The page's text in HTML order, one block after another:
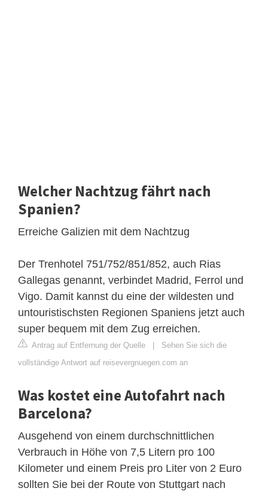
Welcher Nachtzug fährt nach
Spanien?
Erreiche Galizien mit dem Nachtzug
Der Trenhotel 751/752/851/852, auch Rias
Gallegas genannt, verbindet Madrid, Ferrol und
Vigo. Damit kannst du eine der wildesten und
untouristischsten Regionen Spaniens jetzt auch
super bequem mit dem Zug erreichen.
Antrag auf Entfernung der Quelle | Sehen Sie sich die
vollständige Antwort auf reisevergnuegen.com an
Was kostet eine Autofahrt nach
Barcelona?
Ausgehend von einem durchschnittlichen
Verbrauch in Höhe von 7,5 Litern pro 100
Kilometer und einem Preis pro Liter von 2 Euro
sollten Sie bei der Route von Stuttgart nach